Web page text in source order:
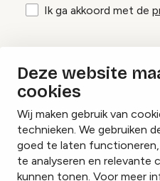
Deze website
cookies
Wij maken gebruik van
technieken. We gebruiken
goed te laten
te analyseren en
kunnen tonen. Voor meer
Ik ga akkoord met de
Inspiratie en tips om
organiseren?
Lees onze